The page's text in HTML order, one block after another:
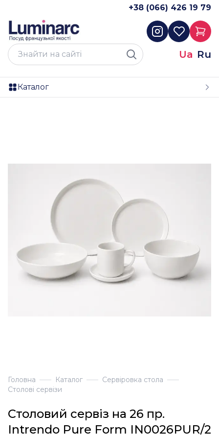
+38 (066) 426 19 79
Ua Ru
Каталог
Головна Каталог
Сервіровка стола
Столові сервізи
Столовий сервіз на 26 пр.
Intrendo Pure Form IN0026PUR/2